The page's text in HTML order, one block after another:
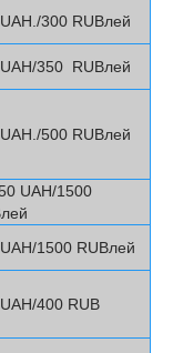
300 RUBлей
350 RUBлей
500 RUBлей
UAH/1500
1500 RUBлей
400 RUB